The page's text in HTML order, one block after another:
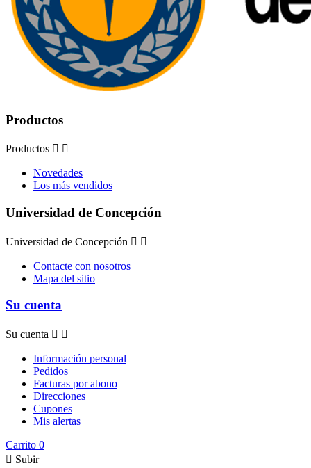
Productos
Productos  
Novedades
Los más vendidos
Universidad de Concepción
Universidad de Concepción  
Contacte con nosotros
Mapa del sitio
Su cuenta
Su cuenta  
Información personal
Pedidos
Facturas por abono
Direcciones
Cupones
Mis alertas
Carrito 0
 Subir